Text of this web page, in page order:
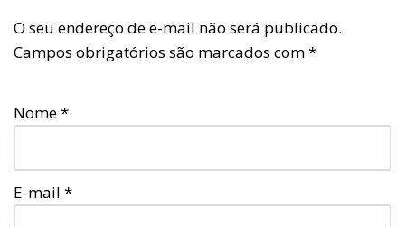
O seu endereço de e-mail não será publicado.
Campos obrigatórios são marcados com*
Nome*
E-mail *